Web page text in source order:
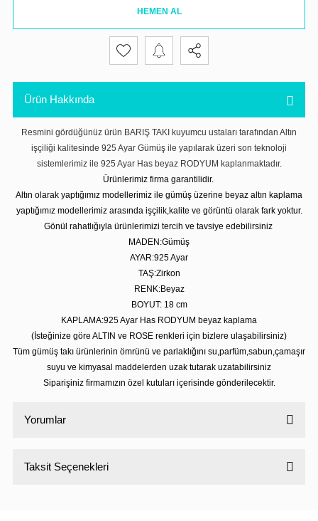
HEMEN AL
Ürün Hakkında
Resmini gördüğünüz ürün BARIŞ TAKI kuyumcu ustaları tarafından Altın
işçiliği kalitesinde 925 Ayar Gümüş ile yapılarak üzeri son teknoloji
sistemlerimiz ile 925 Ayar Has beyaz RODYUM kaplanmaktadır.
Ürünlerimiz firma garantilidir.
Altın olarak yaptığımız modellerimiz ile gümüş üzerine beyaz altın kaplama
yaptığımız modellerimiz arasında işçilik,kalite ve görüntü olarak fark yoktur.
Gönül rahatlığıyla ürünlerimizi tercih ve tavsiye edebilirsiniz
MADEN:Gümüş
AYAR:925 Ayar
TAŞ:Zirkon
RENK:Beyaz
BOYUT: 18 cm
KAPLAMA:925 Ayar Has RODYUM beyaz kaplama
(İsteğinize göre ALTIN ve ROSE renkleri için bizlere ulaşabilirsiniz)
Tüm gümüş takı ürünlerinin ömrünü ve parlaklığını su,parfüm,sabun,çamaşır
suyu ve kimyasal maddelerden uzak tutarak uzatabilirsiniz
Siparişiniz firmamızın özel kutuları içerisinde gönderilecektir.
Yorumlar
Taksit Seçenekleri